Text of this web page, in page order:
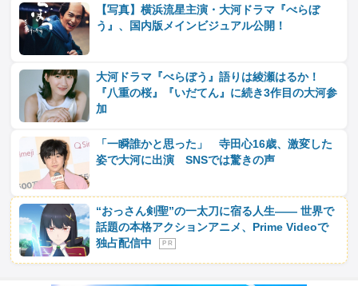
【写真】横浜流星主演・大河ドラマ『べらぼ
う』、国内版メインビジュアル公開！
大河ドラマ『べらぼう』語りは綾瀬はるか！
『八重の桜』『いだてん』に続き3作目の大河参
加
「一瞬誰かと思った」 寺田心16歳、激変した
姿で大河に出演 SNSでは驚きの声
“おっさん剣聖”の一太刀に宿る人生―― 世界で
話題の本格アクションアニメ、Prime Videoで
独占配信中
P R